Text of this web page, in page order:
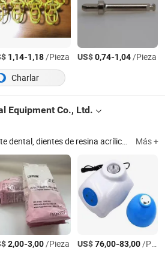
1,14-1,18/Pieza US$0,74-1,04/Pieza
Charlar
Equipment Co., Ltd.
silla dental, compresor de aire dental, máquina de rayos X dental, esterilización dental, máquina de blanqueamiento dental, localizador de ápice dental, motor endodóntico dental, pieza de mano dental Más +
2,00-3,00/Pieza US$76,00-83,00/Pieza